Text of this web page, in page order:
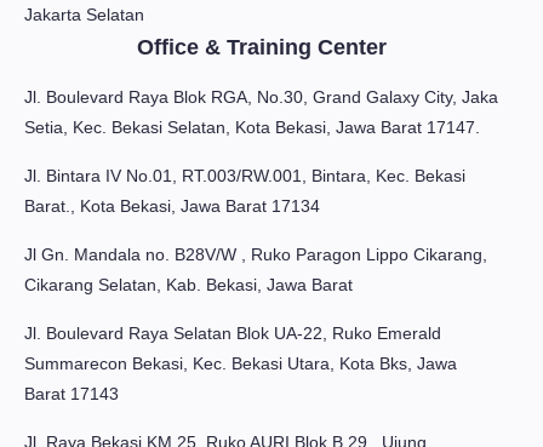
Jakarta Selatan
Office & Training Center
Jl. Boulevard Raya Blok RGA, No.30, Grand Galaxy City, Jaka
Setia, Kec. Bekasi Selatan, Kota Bekasi, Jawa Barat 17147.
Jl. Bintara IV No.01, RT.003/RW.001, Bintara, Kec. Bekasi
Barat., Kota Bekasi, Jawa Barat 17134
Jl Gn. Mandala no. B28V/W , Ruko Paragon Lippo Cikarang,
Cikarang Selatan, Kab. Bekasi, Jawa Barat
Jl. Boulevard Raya Selatan Blok UA-22, Ruko Emerald
Summarecon Bekasi, Kec. Bekasi Utara, Kota Bks, Jawa
Barat 17143
Jl. Raya Bekasi KM 25, Ruko AURI Blok B.29 , Ujung